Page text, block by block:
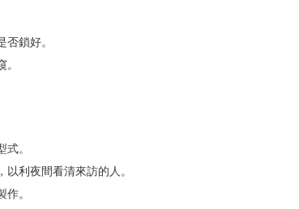
鎖好。
。
利夜間看清來訪的人。
。